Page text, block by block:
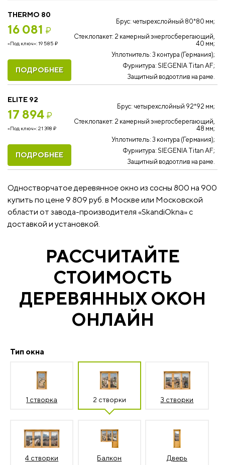
THERMO 80
16 081 ₽
«Под ключ»:19 585 ₽
Брус: четырехслойный 80*80 мм;
Стеклопакет: 2 камерный энергосберегающий,
40 мм;
Уплотнитель: 3 контура (Германия);
Фурнитура: SIEGENIA Titan AF;
Защитный водоотлив на раме.
ПОДРОБНЕЕ
ELITE 92
17 894 ₽
«Под ключ»:21 398 ₽
Брус: четырехслойный 92*92 мм;
Стеклопакет: 2 камерный энергосберегающий,
48 мм;
Уплотнитель: 3 контура (Германия);
Фурнитура: SIEGENIA Titan AF;
Защитный водоотлив на раме.
ПОДРОБНЕЕ
Одностворчатое деревянное окно из сосны 800 на 900
купить по цене 9 809 руб. в Москве или Московской
области от завода-производителя «SkandiOkna» с
доставкой и установкой.
РАССЧИТАЙТЕ
СТОИМОСТЬ
ДЕРЕВЯННЫХ ОКОН
ОНЛАЙН
Тип окна
1 створка 2 створки 3 створки
4 створки Балкон Дверь